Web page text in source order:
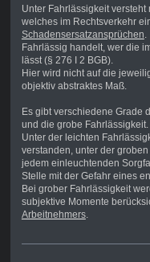
Unter Fahrlässigkeit
welches im Rechtsverkehr
Schadensersatzansprüchen.
Fahrlässig handelt, wer die
lässt (§ 276 I 2 BGB).
Hier wird nicht auf die
objektiv abstraktes Maß.
Es gibt verschiedene Grade
und die grobe Fahrlässigkeit.
Unter der leichten
verstanden, unter der
jedem einleuchtenden
Stelle mit der Gefahr eines
Bei grober Fahrlässigkeit
subjektive Momente
Arbeitnehmers.